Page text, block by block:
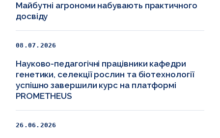
Майбутні агрономи набувають практичного
досвіду
08.07.2026
Науково-педагогічні працівники кафедри
генетики, селекції рослин та біотехнології
успішно завершили курс на платформі
PROMETHEUS
26.06.2026